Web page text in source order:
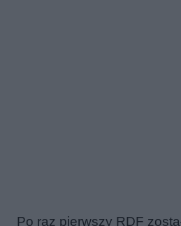
Po raz pierwszy RDF